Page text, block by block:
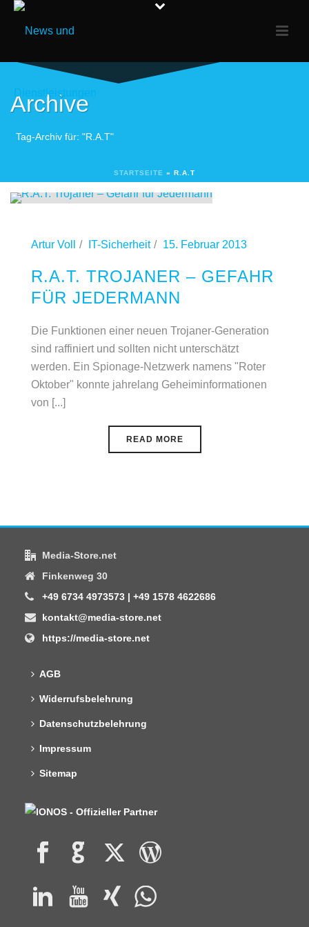
Archive
Tag-Archiv für: "R.A.T"
STARTSEITE » R.A.T
Artur Voll IT-Sicherheit 15. Februar 2013
R.A.T. TROJANER – GEFAHR
FÜR JEDERMANN
Die Funktionen einer neuen Trojaner-Generation
sind raffiniert und sollten nicht unterschätzt
werden. Ein Spionage-Netzwerk namens "Roter
Oktober" konnte jahrelang Geheiminformationen
von [...]
READ MORE
Media-Store.net
Finkenweg 30
+49 6734 4973573 | +49 1578 4622686
kontakt@media-store.net
https://media-store.net
AGB
Widerrufsbelehrung
Datenschutzbelehrung
Impressum
Sitemap